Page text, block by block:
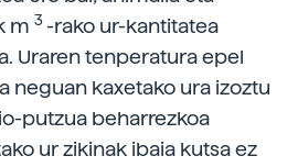
m 3-rako ur-kantitatea
Uraren tenperatura epel
neguan kaxetako ura izoztu
putzua beharrezkoa
ur zikinak ibaia kutsa ez